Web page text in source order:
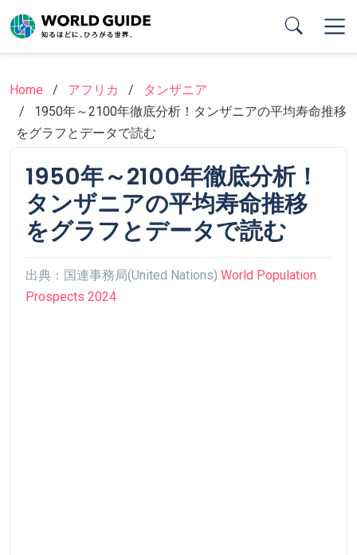
to
main
Home
アフリカ
タンザニア
1950年～2100年徹底分析！タンザニアの平均寿命推移
をグラフとデータで読む
1950年～2100年徹底分析！
タンザニアの平均寿命推移
をグラフとデータで読む
出典：国連事務局(United Nations)World Population
Prospects 2024